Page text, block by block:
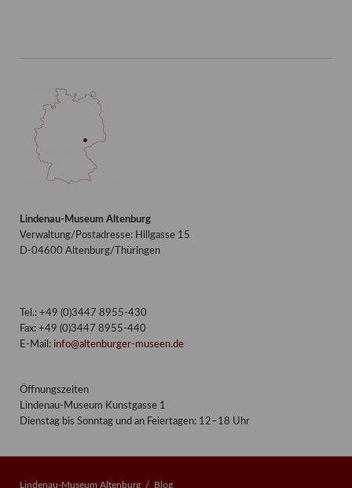
Lindenau-Museum Altenburg
Verwaltung/Postadresse: Hillgasse 15
D-04600 Altenburg/Thüringen
Tel.: +49 (0)3447 8955-430
Fax: +49 (0)3447 8955-440
E-Mail: info@altenburger-museen.de
Öffnungszeiten
Lindenau-Museum Kunstgasse 1
Dienstag bis Sonntag und an Feiertagen: 12–18 Uhr
Lindenau-Museum Altenburg Blog